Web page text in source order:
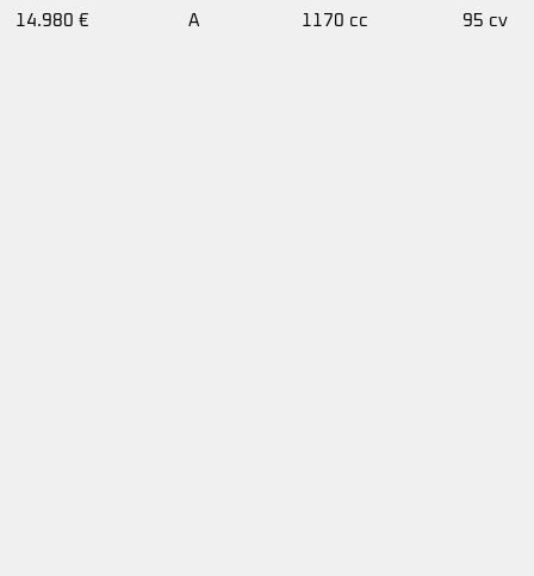
14.980 € A 1170 cc 95 cv